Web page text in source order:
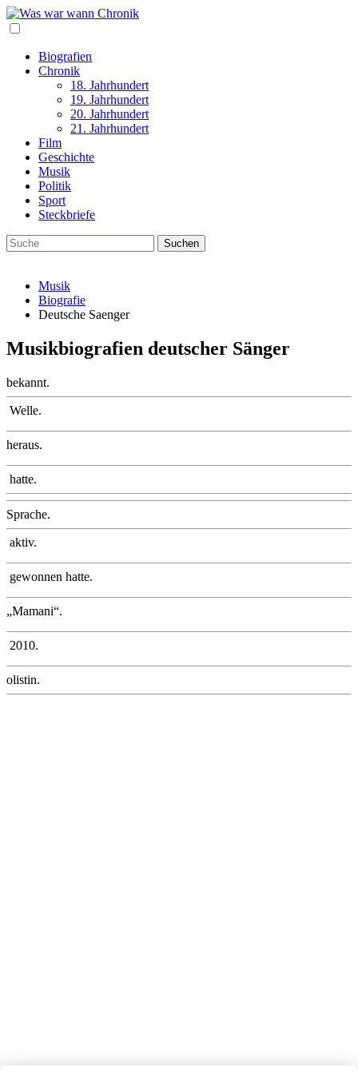
Biografien
Chronik
18. Jahrhundert
19. Jahrhundert
20. Jahrhundert
21. Jahrhundert
Film
Geschichte
Musik
Politik
Sport
Steckbriefe
Musik
Biografie
Deutsche Saenger
Musikbiografien deutscher Sänger
bekannt.
Welle.
heraus.
hatte.
Sprache.
aktiv.
gewonnen hatte.
„Mamani“.
2010.
olistin.